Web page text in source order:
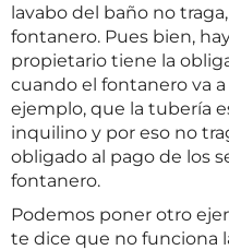
lavabo del baño no
fontanero. Pues bien,
propietario tiene la
cuando el fontanero va
ejemplo, que la tubería
inquilino y por eso no
obligado al pago de los
fontanero.
Podemos poner otro
te dice que no funciona